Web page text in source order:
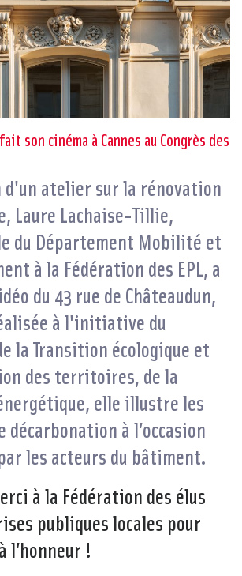
son cinéma à Cannes au Congrès des
d'un atelier sur la rénovation
Laure Lachaise-Tillie,
du Département Mobilité et
à la Fédération des EPL, a
du 43 rue de Châteaudun,
à l'initiative du
la Transition écologique et
des territoires, de la
elle illustre les
décarbonation à l’occasion
les acteurs du bâtiment.
à la Fédération des élus
publiques locales pour
l’honneur !